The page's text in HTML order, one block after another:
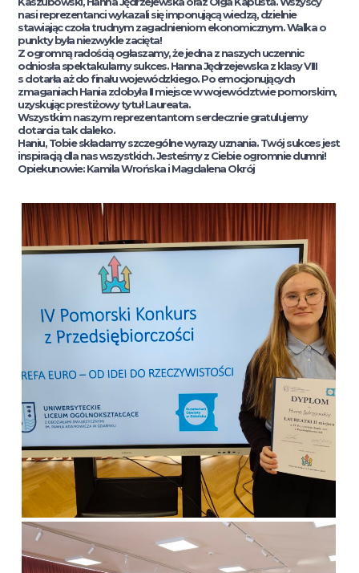
nasi reprezentanci wykazali się imponującą wiedzą, dzielnie
stawiając czoła trudnym zagadnieniom ekonomicznym. Walka o
punkty była niezwykle zacięta!
Z ogromną radością ogłaszamy, że jedna z naszych uczennic
odniosła spektakularny sukces. Hanna Jędrzejewska z klasy VIII
s dotarła aż do finału wojewódzkiego. Po emocjonujących
zmaganiach Hania zdobyła II miejsce w województwie pomorskim,
uzyskując prestiżowy tytuł Laureata.
Wszystkim naszym reprezentantom serdecznie gratulujemy
dotarcia tak daleko.
Haniu, Tobie składamy szczególne wyrazy uznania. Twój sukces jest
inspiracją dla nas wszystkich. Jesteśmy z Ciebie ogromnie dumni!
Opiekunowie: Kamila Wrońska i Magdalena Okrój